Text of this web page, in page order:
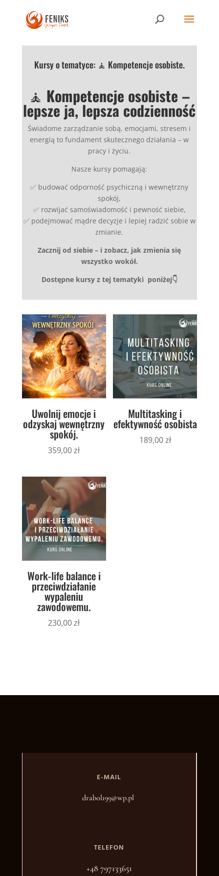
Kursy o tematyce: 🧘 Kompetencje osobiste.
🧘 Kompetencje osobiste –
lepsze ja, lepsza codzienność
Świadome zarządzanie sobą, emocjami, stresem i
energią to fundament skutecznego działania – w
pracy i życiu.
Nasze kursy pomagają:
✅ budować odporność psychiczną i wewnętrzny
spokój,
✅ rozwijać samoświadomość i pewność siebie,
✅ podejmować mądre decyzje i lepiej radzić sobie w
zmianie.
Zacznij od siebie – i zobacz, jak zmienia się
wszystko wokół.
Dostępne kursy z tej tematyki poniżej👇
Uwolnij emocje i
odzyskaj wewnętrzny
spokój.
359,00zł
Multitasking i
efektywność osobista
189,00zł
Work-life balance i
przeciwdziałanie
wypaleniu
zawodowemu.
230,00zł
E-MAIL
drabol199@wp.pl
TELEFON
+48 797133651